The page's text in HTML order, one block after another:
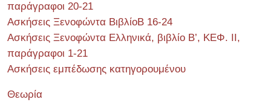
παράγραφοι 20-21
Ασκήσεις Ξενοφώντα ΒιβλίοΒ 16-24
Ασκήσεις Ξενοφώντα Ελληνικά, βιβλίο Β’, ΚΕΦ. II,
παράγραφοι 1-21
Ασκήσεις εμπέδωσης κατηγορουμένου
Θεωρία